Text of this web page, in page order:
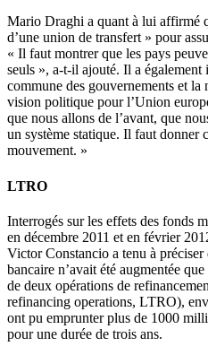
Mario Draghi a quant à lui affirmé
d’une union de transfert » pour
« Il faut montrer que les pays
seuls », a-t-il ajouté. Il a également
commune des gouvernements et la
vision politique pour l’Union
que nous allons de l’avant, que
un système statique. Il faut donner
mouvement. »
LTRO
Interrogés sur les effets des fonds
en décembre 2011 et en février
Victor Constancio a tenu à
bancaire n’avait été augmentée
de deux opérations de
refinancing operations, LTRO),
ont pu emprunter plus de 1000
pour une durée de trois ans.